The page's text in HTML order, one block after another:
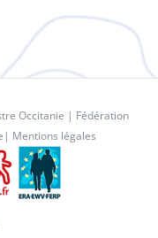
Occitanie | Fédération
| Mentions légales